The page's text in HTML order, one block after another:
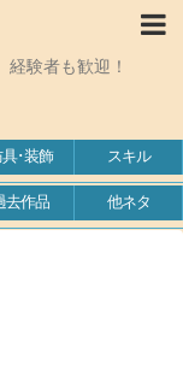
験者も歓迎！
具･装飾 スキル
去作品 他ネタ